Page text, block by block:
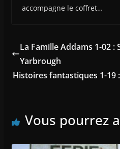
accompagne le coffret…
La Famille Addams 1-02 :
Yarbrough
Histoires fantastiques 1-
Vous pourrez